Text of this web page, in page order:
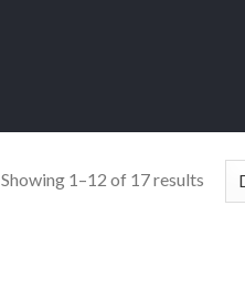
Showing 1–12 of 17 results